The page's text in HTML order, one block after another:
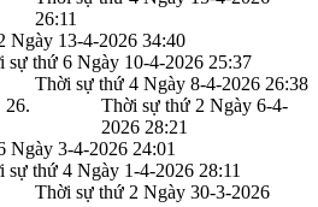
26:11
Ngày 13-4-2026 34:40
sự thứ 6 Ngày 10-4-2026 25:37
Thời sự thứ 4 Ngày 8-4-2026 26:38
Thời sự thứ 2 Ngày 6-4-
2026 28:21
Ngày 3-4-2026 24:01
sự thứ 4 Ngày 1-4-2026 28:11
Thời sự thứ 2 Ngày 30-3-2026